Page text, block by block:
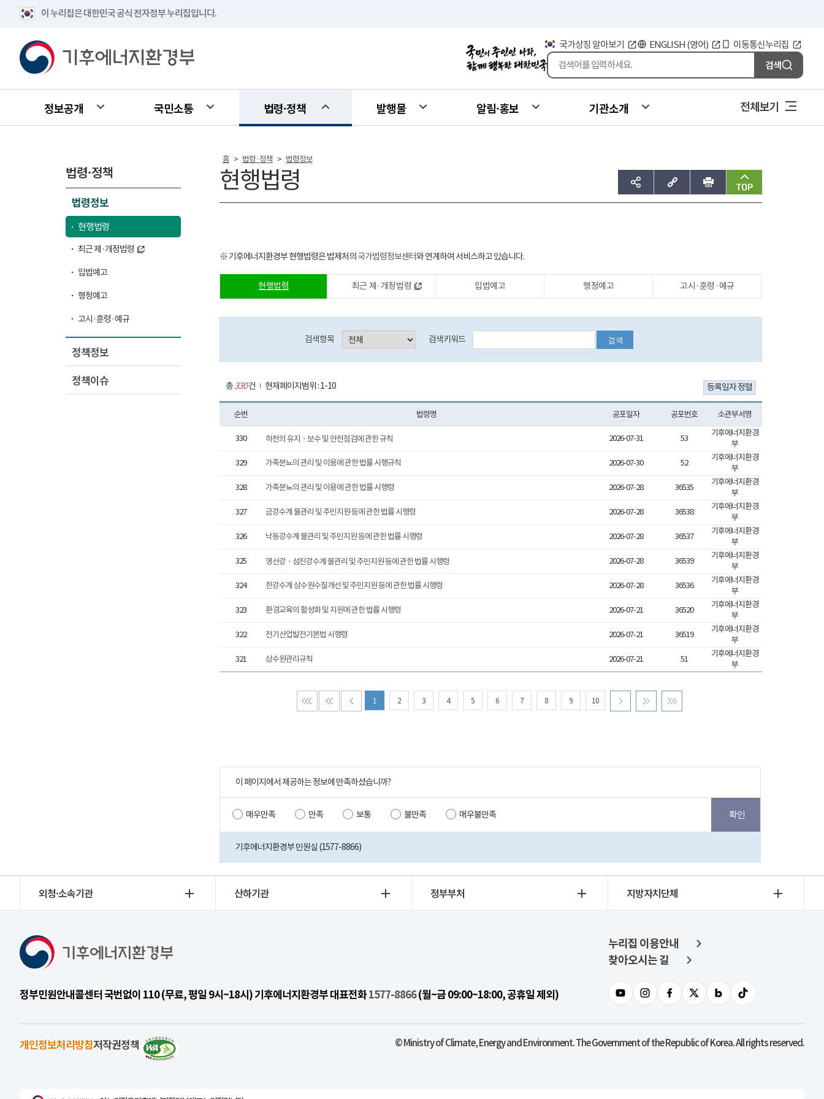
이 누리집은 대한민국 공식 전자정부 누리집입니다.
국가상징 알아보기 ENGLISH (영어) 이동통신누리집
검색
정보공개 국민소통 법령·정책 발행물 알림·홍보 기관소개 전체보기
법령·정책
법령정보
현행법령
최근 제·개정법령
입법예고
행정예고
고시·훈령·예규
정책정보
정책이슈
홈 > 법령·정책 > 법령정보
현행법령 sns공유하기 주소복사 인쇄 맨위로
※ 기후에너지환경부 현행법령은 법제처의국가법령정보센터와 연계하여 서비스하고 있습니다.
현행법령 최근 제·개정법령 입법예고 행정예고 고시·훈령·예규
검색항목 검색키워드
총330건 현재페이지범위 : 1-10
순번 법령명 공포일자 공포번호 소관부서명
330 하천의 유지ㆍ보수 및 안전점검에 관한 규칙 2026-07-31 53
기후에너지환경
부
329
가축분뇨의 관리 및 이용에 관한 법률 시행규칙 2026-07-30 52
기후에너지환경
부
328
가축분뇨의 관리 및 이용에 관한 법률 시행령 2026-07-28 36535
기후에너지환경
부
327
금강수계 물관리 및 주민지원 등에 관한 법률 시행령 2026-07-28 36538
기후에너지환경
부
326
낙동강수계 물관리 및 주민지원 등에 관한 법률 시행령 2026-07-28 36537
기후에너지환경
부
325
영산강ㆍ섬진강수계 물관리 및 주민지원 등에 관한 법률 시행령 2026-07-28 36539
기후에너지환경
부
324
한강수계 상수원수질개선 및 주민지원 등에 관한 법률 시행령 2026-07-28 36536
기후에너지환경
부
323
환경교육의 활성화 및 지원에 관한 법률 시행령 2026-07-21 36520
기후에너지환경
부
322
전기산업발전기본법 시행령 2026-07-21 36519
기후에너지환경
부
321
상수원관리규칙 2026-07-21 51
기후에너지환경
부
1 2 3 4 5 6 7 8 9 10
이 페이지에서 제공하는 정보에 만족하셨습니까?
매우만족 만족 보통 불만족 매우불만족
기후에너지환경부 민원실 (1577-8866)
외청·소속기관 산하기관 정부부처 지방자치단체
정부민원안내콜센터 국번없이 110 (무료, 평일 9시~18시) 기후에너지환경부 대표전화1577-8866(월~금 09:00~18:00, 공휴일 제외)
누리집 이용안내
찾아오시는 길
개인정보처리방침저작권정책 © Ministry of Climate, Energy and Environment. The Government of the Republic of Korea. All rights reserved.